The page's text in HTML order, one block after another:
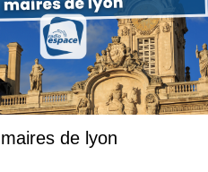
de lyon